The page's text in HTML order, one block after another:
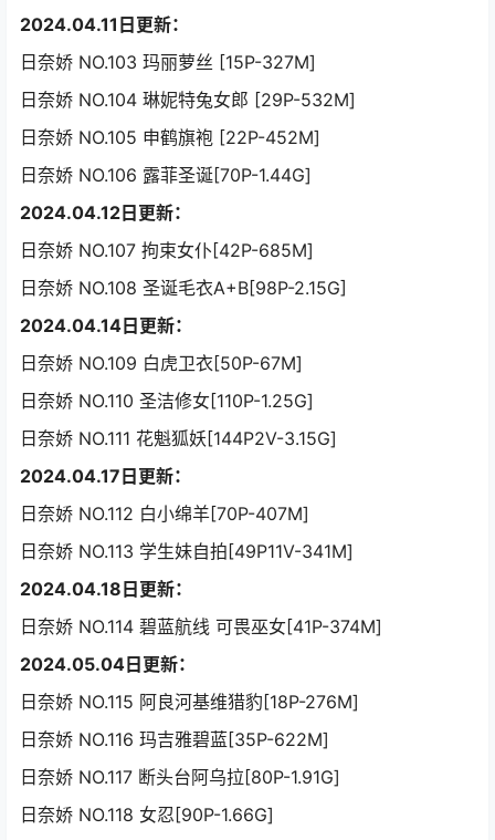
2024.04.11日更新：
日奈娇 NO.103 玛丽萝丝 [15P-327M]
日奈娇 NO.104 琳妮特兔女郎 [29P-532M]
日奈娇 NO.105 申鹤旗袍 [22P-452M]
日奈娇 NO.106 露菲圣诞[70P-1.44G]
2024.04.12日更新：
日奈娇 NO.107 拘束女仆[42P-685M]
日奈娇 NO.108 圣诞毛衣A+B[98P-2.15G]
2024.04.14日更新：
日奈娇 NO.109 白虎卫衣[50P-67M]
日奈娇 NO.110 圣洁修女[110P-1.25G]
日奈娇 NO.111 花魁狐妖[144P2V-3.15G]
2024.04.17日更新：
日奈娇 NO.112 白小绵羊[70P-407M]
日奈娇 NO.113 学生妹自拍[49P11V-341M]
2024.04.18日更新：
日奈娇 NO.114 碧蓝航线 可畏巫女[41P-374M]
2024.05.04日更新：
日奈娇 NO.115 阿良河基维猎豹[18P-276M]
日奈娇 NO.116 玛吉雅碧蓝[35P-622M]
日奈娇 NO.117 断头台阿乌拉[80P-1.91G]
日奈娇 NO.118 女忍[90P-1.66G]